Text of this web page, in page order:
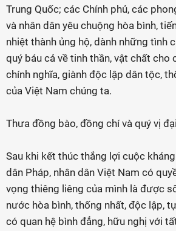
Trung Quốc; các Chính phủ, các
và nhân dân yêu chuộng hòa bình,
nhiệt thành ủng hộ, dành những tình
quý báu cả về tinh thần, vật chất cho
chính nghĩa, giành độc lập dân tộc,
của Việt Nam chúng ta.
Thưa đồng bào, đồng chí và quý vị
Sau khi kết thúc thắng lợi cuộc
dân Pháp, nhân dân Việt Nam có
vọng thiêng liêng của mình là được
nước hòa bình, thống nhất, độc lập,
có quan hệ bình đẳng, hữu nghị với